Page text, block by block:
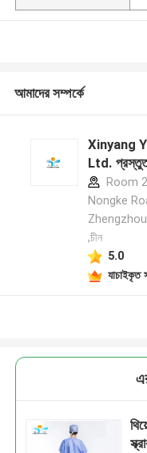
আমাদের সম্পর্কে
Xinyang
Ltd.
Room
Nongke
,চীন
5.0
যাচাইকৃত